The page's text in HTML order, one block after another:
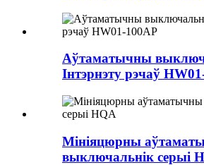
Аўтаматычны
Інтэрнэту рэчаў
Мініяцюрны
выключальнік серыі